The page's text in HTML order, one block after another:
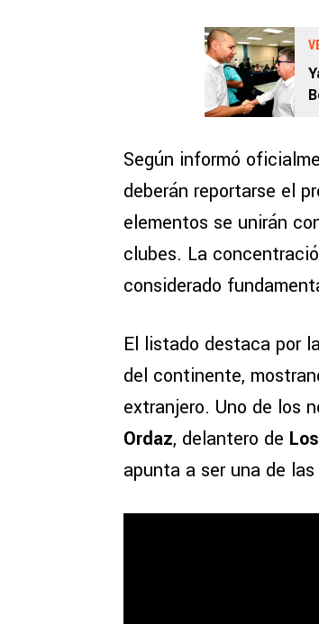
Según informó
deberán reportarse el
elementos se unirán
clubes. La
considerado
El listado destaca por
del continente,
extranjero. Uno de los
Ordaz, delantero de
apunta a ser una de